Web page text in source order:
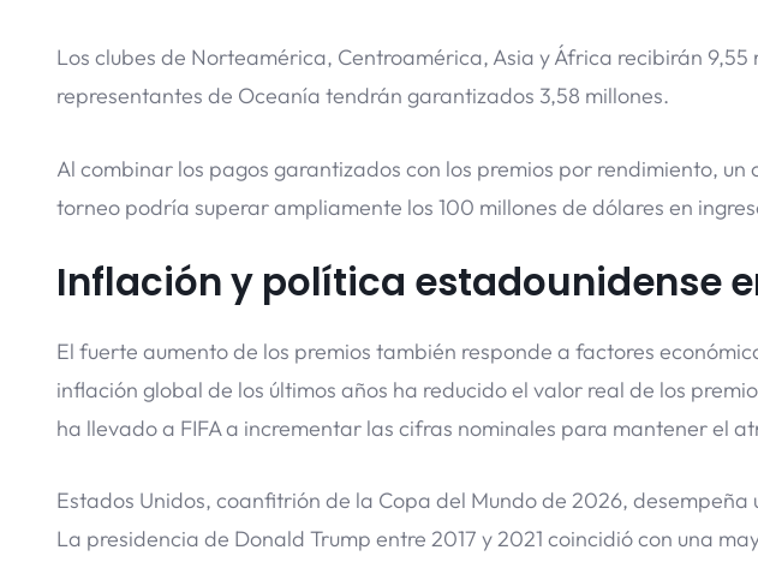
Los clubes de Norteamérica, Centroamérica, Asia y África recibirán 9,55
representantes de Oceanía tendrán garantizados 3,58 millones.
Al combinar los pagos garantizados con los premios por rendimiento, un
torneo podría superar ampliamente los 100 millones de dólares en
Inflación y política estadounidense
El fuerte aumento de los premios también responde a factores
inflación global de los últimos años ha reducido el valor real de los
ha llevado a FIFA a incrementar las cifras nominales para mantener el
Estados Unidos, coanfitrión de la Copa del Mundo de 2026,
La presidencia de Donald Trump entre 2017 y 2021 coincidió con una